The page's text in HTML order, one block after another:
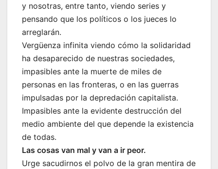
y nosotras, entre tanto, viendo series y
pensando que los políticos o los jueces lo
arreglarán.
Vergüenza infinita viendo cómo la solidaridad
ha desaparecido de nuestras sociedades,
impasibles ante la muerte de miles de
personas en las fronteras, o en las guerras
impulsadas por la depredación capitalista.
Impasibles ante la evidente destrucción del
medio ambiente del que depende la existencia
de todas.
Las cosas van mal y van a ir peor.
Urge sacudirnos el polvo de la gran mentira de